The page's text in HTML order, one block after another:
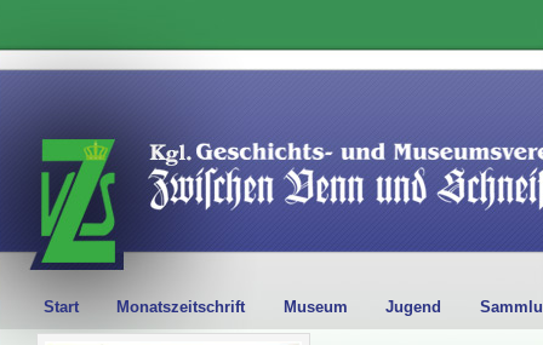
Start Monatszeitschrift Museum Jugend